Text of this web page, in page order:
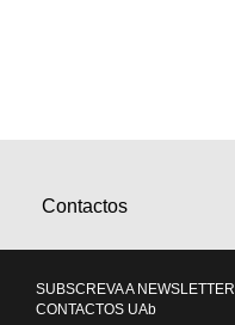
Contactos
SUBSCREVA A NEWSLETTER
CONTACTOS UAb